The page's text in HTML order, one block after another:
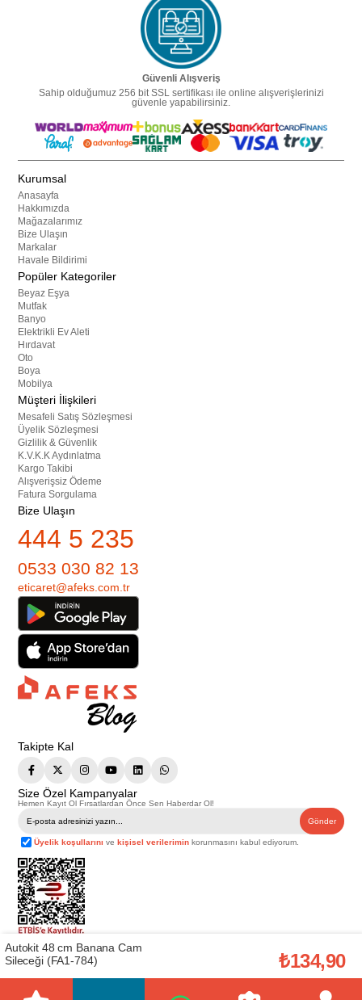
Güvenli Alışveriş
Sahip olduğumuz 256 bit SSL sertifikası ile online alışverişlerinizi
güvenle yapabilirsiniz.
Kurumsal
Anasayfa
Hakkımızda
Mağazalarımız
Bize Ulaşın
Markalar
Havale Bildirimi
Popüler Kategoriler
Beyaz Eşya
Mutfak
Banyo
Elektrikli Ev Aleti
Hırdavat
Oto
Boya
Mobilya
Müşteri İlişkileri
Mesafeli Satış Sözleşmesi
Üyelik Sözleşmesi
Gizlilik & Güvenlik
K.V.K.K Aydınlatma
Kargo Takibi
Alışverişsiz Ödeme
Fatura Sorgulama
Bize Ulaşın
444 5 235
0533 030 82 13
eticaret@afeks.com.tr
Takipte Kal
Size Özel Kampanyalar
Hemen Kayıt Ol Fırsatlardan Önce Sen Haberdar Ol!
Gönder
Üyelik koşullarını vekişisel verilerimin korunmasını kabul ediyorum.
Telif Hakkı © 2026Afeks Yapı Market
. Tüm hakları saklıdır.
Bu web sitesindeki tüm ürünler ticari amaçlıdır. Web sitemizde yer alan
görsel ve yazılı içerikler firmamıza ait olup, firmamızın yazılı izni alınmadan
başka yerlerde kullanılamaz. İçeriklerin izin alınmadan kopyalanması ve
Autokit 48 cm Banana Cam
Sileceği (FA1-784)
₺134,90